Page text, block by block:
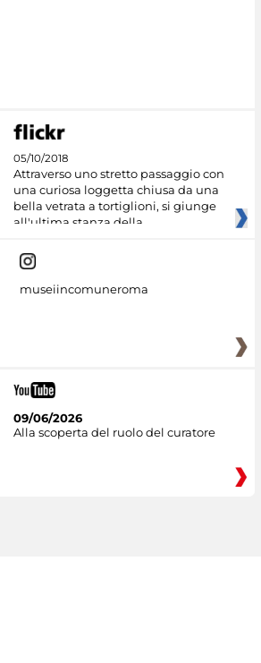
05/10/2018
Attraverso uno stretto passaggio con
una curiosa loggetta chiusa da una
bella vetrata a tortiglioni, si giunge
all'ultima stanza della
museiincomuneroma
09/06/2026
Alla scoperta del ruolo del curatore